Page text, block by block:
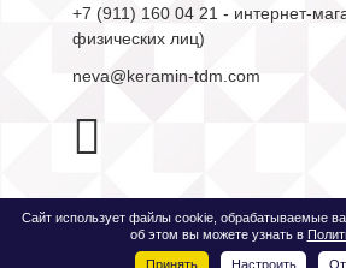
+7 (911) 160 04 21 - интернет-
физических лиц)
neva@keramin-tdm.com
Сайт использует файлы cookie, обрабатываемые
об этом вы можете узнать в
Принять Настроить